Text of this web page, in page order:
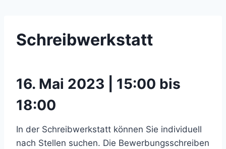
Schreibwerkstatt
16. Mai 2023 | 15:00 bis
18:00
In der Schreibwerkstatt können Sie individuell
nach Stellen suchen. Die Bewerbungsschreiben